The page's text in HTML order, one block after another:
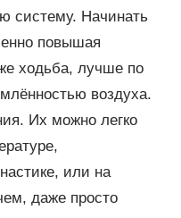
систему. Начинать
повышая
ходьба, лучше по
воздуха.
Их можно легко
или на
даже просто